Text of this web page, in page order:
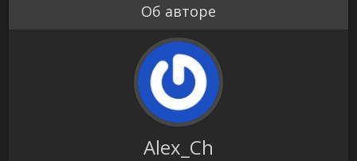
Об авторе
Alex_Ch